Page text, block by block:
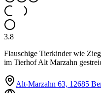
3.8
Flauschige Tierkinder wie
im Tierhof Alt Marzahn
Alt-Marzahn 63, 12685